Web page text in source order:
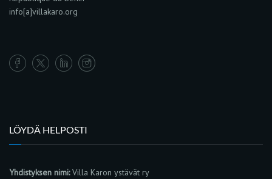
info[a]villakaro.org
LÖYDÄ HELPOSTI
Yhdistyksen nimi:Villa Karon ystävät ry